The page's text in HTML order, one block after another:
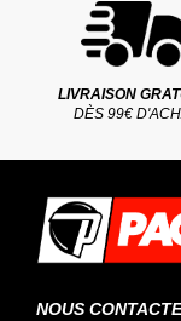
LIVRAISON
DÈS 99€
NOUS